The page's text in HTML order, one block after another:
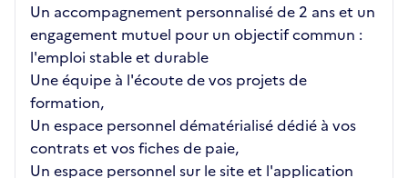
Un accompagnement personnalisé de 2 ans et un
engagement mutuel pour un objectif commun :
l'emploi stable et durable
Une équipe à l'écoute de vos projets de
formation,
Un espace personnel dématérialisé dédié à vos
contrats et vos fiches de paie,
Un espace personnel sur le site et l'application